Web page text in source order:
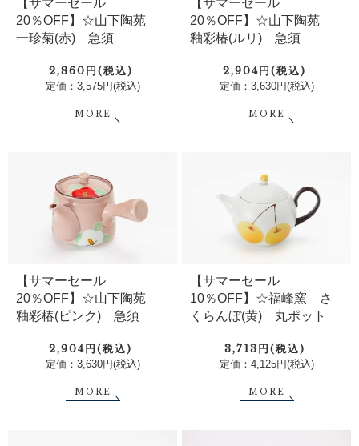
20％OFF】☆山下陶苑
一珍菊(赤) 急須
2,860円(税込)
定価：3,575円(税込)
MORE
20％OFF】☆山下陶苑
釉彩椿(ルリ) 急須
2,904円(税込)
定価：3,630円(税込)
MORE
【サマーセール
20％OFF】☆山下陶苑
釉彩椿(ピンク) 急須
2,904円(税込)
定価：3,630円(税込)
MORE
【サマーセール
10％OFF】☆福峰窯 さ
くらんぼ(黄) 丸ポット
3,713円(税込)
定価：4,125円(税込)
MORE